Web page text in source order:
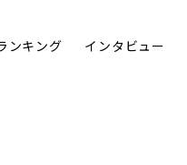
ンキング インタビュー